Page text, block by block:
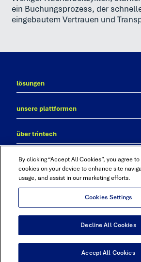
ein Buchungsprozess, der
eingebautem Vertrauen und
Linkedin
Twitter
lösungen
journalbuchung
finanzkonsolidierung, reporting und
reporting & analyse
audit und compliance
unsere plattformen
über trintech
warum trintech?
ressourcen
kontakt
Terms & Conditions
| Privacy Policy
By clicking “Accept All Cookies”, you agree
cookies on your device to enhance site
usage, and assist in our marketing efforts.
Cookies Settings
Decline All Cookies
Accept All Cookies